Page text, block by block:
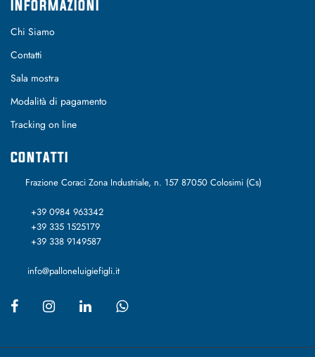
INFORMAZIONI
Chi Siamo
Contatti
Sala mostra
Modalità di pagamento
Tracking on line
CONTATTI
Frazione Coraci Zona Industriale, n. 157 87050 Colosimi (Cs)
+39 0984 963342
+39 335 1525179
+39 338 9149587
info@palloneluigiefigli.it